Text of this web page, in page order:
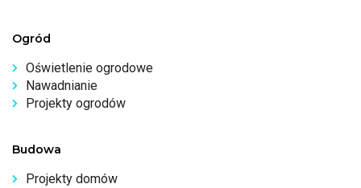
Ogród
Oświetlenie ogrodowe
Nawadnianie
Projekty ogrodów
Budowa
Projekty domów